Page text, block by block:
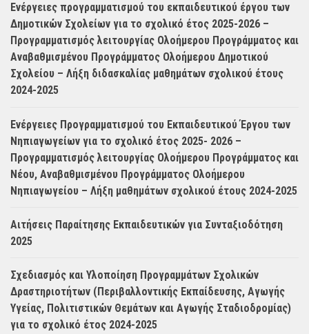
Ενέργειες προγραμματισμού του εκπαιδευτικού έργου των
Δημοτικών Σχολείων για το σχολικό έτος 2025-2026 –
Προγραμματισμός λειτουργίας Ολοήμερου Προγράμματος και
Αναβαθμισμένου Προγράμματος Ολοήμερου Δημοτικού
Σχολείου – Λήξη διδασκαλίας μαθημάτων σχολικού έτους
2024-2025
Ενέργειες Προγραμματισμού του Εκπαιδευτικού Έργου των
Νηπιαγωγείων για το σχολικό έτος 2025- 2026 –
Προγραμματισμός λειτουργίας Ολοήμερου Προγράμματος και
Νέου, Αναβαθμισμένου Προγράμματος Ολοήμερου
Νηπιαγωγείου – Λήξη μαθημάτων σχολικού έτους 2024-2025
Αιτήσεις Παραίτησης Εκπαιδευτικών για Συνταξιοδότηση
2025
Σχεδιασμός και Υλοποίηση Προγραμμάτων Σχολικών
Δραστηριοτήτων (Περιβαλλοντικής Εκπαίδευσης, Αγωγής
Υγείας, Πολιτιστικών Θεμάτων και Αγωγής Σταδιοδρομίας)
για το σχολικό έτος 2024-2025